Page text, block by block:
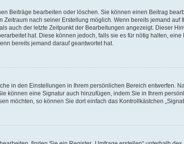
Beiträge bearbeiten oder löschen. Sie können einen Beitrag
nach seiner Erstellung möglich. Wenn bereits jemand auf
auch der letzte Zeitpunkt der Bearbeitungen angezeigt. Dieser
hat. Diese können jedoch, falls sie es für nötig halten,
bereits jemand darauf geantwortet hat.
in den Einstellungen in Ihrem persönlichen Bereich entwerfen.
können eine Signatur auch hinzufügen, indem Sie in Ihrem
möchten, so können Sie dort einfach das Kontrollkästchen